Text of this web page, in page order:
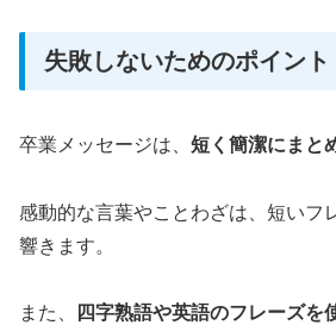
失敗しないためのポイント
卒業メッセージは、 短く簡潔にまと
感動的な言葉やことわざは、短いフ
響きます。
また、
四字熟語や英語のフレーズを